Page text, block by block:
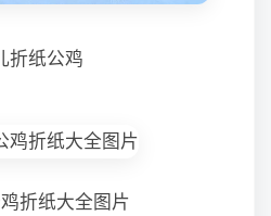
折纸公鸡
折纸大全图片